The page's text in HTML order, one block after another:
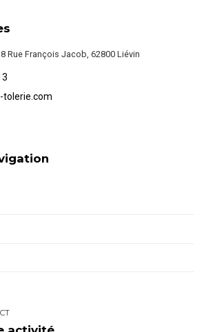
Rue François Jacob, 62800 Liévin
tolerie.com